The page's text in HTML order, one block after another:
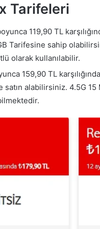
Tarifeleri
119,90 TL
Tarifesine sahip
olarak kullanılabilir.
159,90 TL
alabilirsiniz. 4.5G